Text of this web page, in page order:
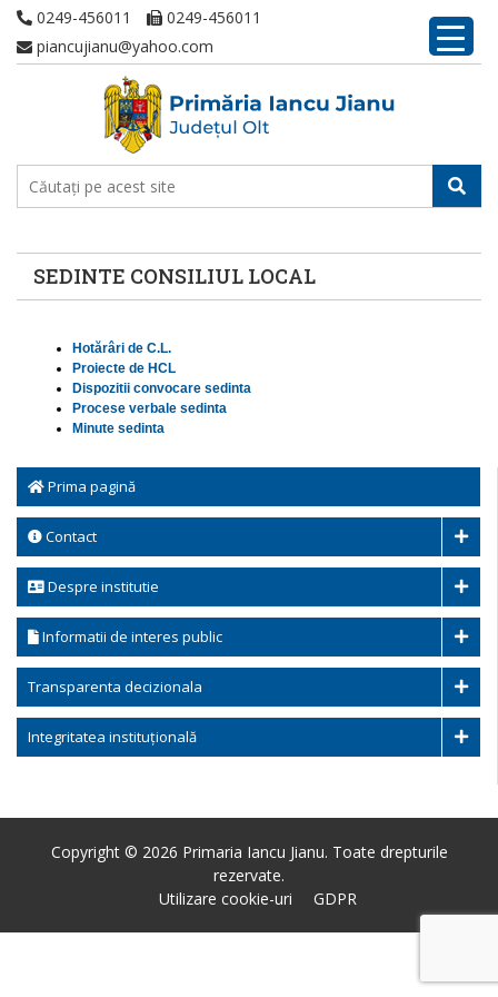
0249-456011
0249-456011
piancujianu@yahoo.com
SEDINTE CONSILIUL LOCAL
Prima pagină
Contact
Despre institutie
Informatii de interes public
Transparenta decizionala
Integritatea instituțională
Hotărâri de C.L.
Proiecte de HCL
Dispozitii convocare sedinta
Procese verbale sedinta
Minute sedinta
Copyright © 2026 Primaria Iancu Jianu. Toate drepturile
rezervate.
Utilizare cookie-uri
GDPR